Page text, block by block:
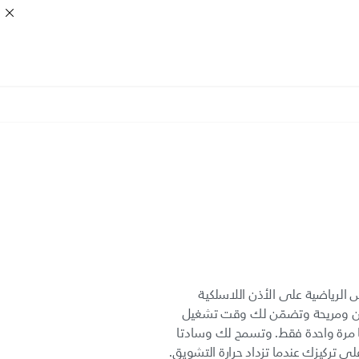
على الأذن اللاسلكية
ومريحة وتضمّن لك وقت تشغيل
شحنها مرة واحدة فقط. وتسمح لك وسادتا
تركيزك عندما تزداد حرارة التشويق.